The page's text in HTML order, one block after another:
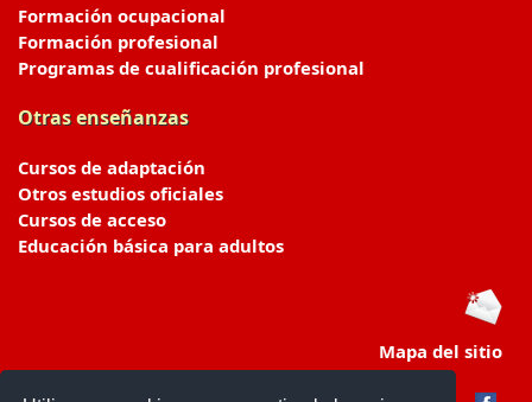
Formación ocupacional
Formación profesional
Programas de cualificación profesional
Otras enseñanzas
Cursos de adaptación
Otros estudios oficiales
Cursos de acceso
Educación básica para adultos
Mapa del sitio